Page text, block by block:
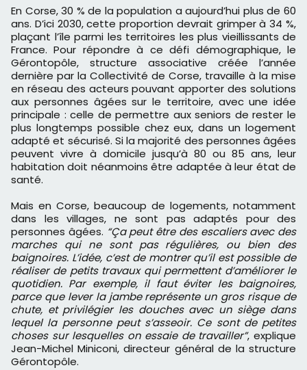
En Corse, 30 % de la population a aujourd’hui plus de 60
ans. D’ici 2030, cette proportion devrait grimper à 34 %,
plaçant l’île parmi les territoires les plus vieillissants de
France. Pour répondre à ce défi démographique, le
Gérontopôle, structure associative créée l’année
dernière par la Collectivité de Corse, travaille à la mise
en réseau des acteurs pouvant apporter des solutions
aux personnes âgées sur le territoire, avec une idée
principale : celle de permettre aux seniors de rester le
plus longtemps possible chez eux, dans un logement
adapté et sécurisé. Si la majorité des personnes âgées
peuvent vivre à domicile jusqu’à 80 ou 85 ans, leur
habitation doit néanmoins être adaptée à leur état de
santé.
Mais en Corse, beaucoup de logements, notamment
dans les villages, ne sont pas adaptés pour des
personnes âgées. “Ça peut être des escaliers avec des
marches qui ne sont pas régulières, ou bien des
baignoires. L’idée, c’est de montrer qu’il est possible de
réaliser de petits travaux qui permettent d’améliorer le
quotidien. Par exemple, il faut éviter les baignoires,
parce que lever la jambe représente un gros risque de
chute, et privilégier les douches avec un siège dans
lequel la personne peut s’asseoir. Ce sont de petites
choses sur lesquelles on essaie de travailler”, explique
Jean-Michel Miniconi, directeur général de la structure
Gérontopôle.